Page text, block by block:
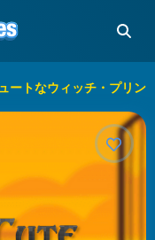
ートなウィッチ・プリン